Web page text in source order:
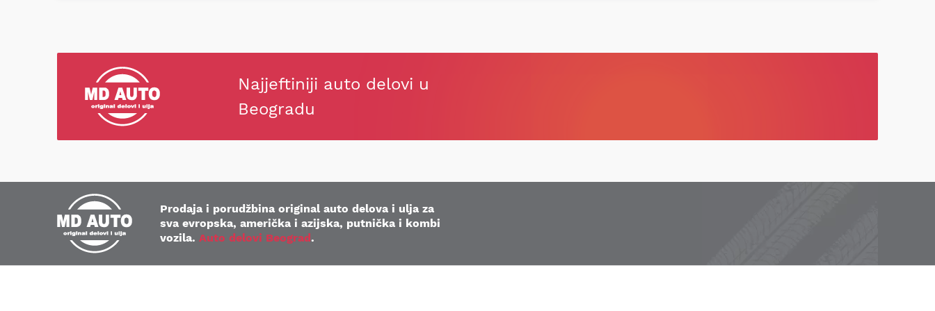
Najjeftiniji auto delovi u
Beogradu
Prodaja i porudžbina original auto delova i ulja za
sva evropska, američka i azijska, putnička i kombi
vozila. Auto delovi Beograd.